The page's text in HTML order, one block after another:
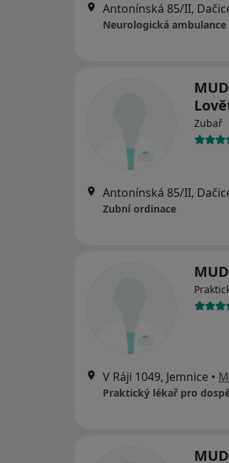
Antonínská 85/II,
Neurologická ambulance
Zubař
Antonínská 85/II,
Zubní ordinace
V Ráji 1049, Jemnice •
Praktický lékař pro